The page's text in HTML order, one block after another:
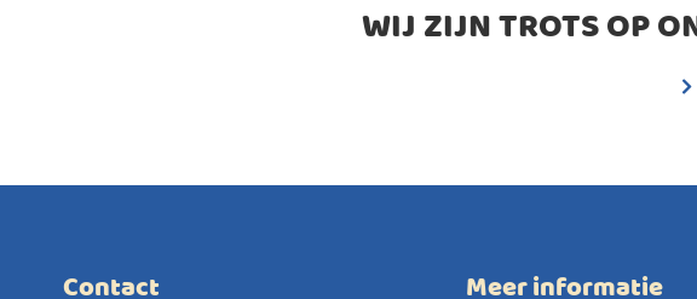
WIJ ZIJN TROTS OP
Contact Meer informatie